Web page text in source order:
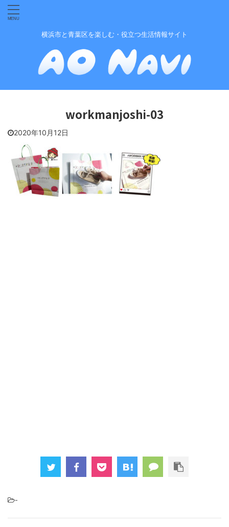
横浜市と青葉区を楽しむ・役立つ生活情報サイト
workmanjoshi-03
2020年10月12日
-